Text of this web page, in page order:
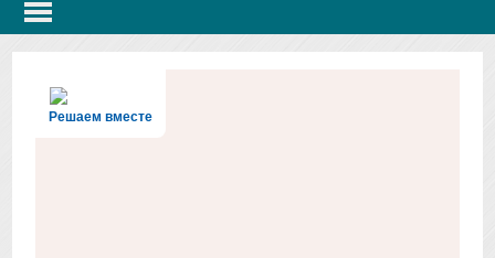
Решаем вместе